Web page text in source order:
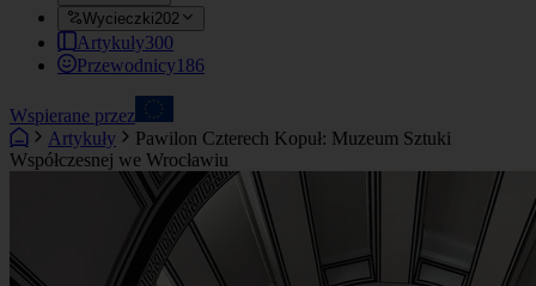
Wycieczki202
Artykuły300
Przewodnicy186
Wspierane przez
Artykuły
Pawilon Czterech Kopuł: Muzeum Sztuki
Współczesnej we Wrocławiu